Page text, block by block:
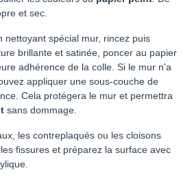
et sec.
nettoyant spécial mur, rincez puis
brillante et satinée, poncer au papier
adhérence de la colle. Si le mur n'a
appliquer une sous-couche de
Cela protégera le mur et permettra
sans dommage.
les contreplaqués ou les cloisons
fissures et préparez la surface avec